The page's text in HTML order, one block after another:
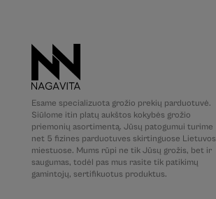
Esame specializuota grožio prekių parduotuvė.
Siūlome itin platų aukštos kokybės grožio
priemonių asortimentą. Jūsų patogumui turime
net 5 fizines parduotuves skirtinguose Lietuvos
miestuose. Mums rūpi ne tik Jūsų grožis, bet ir
saugumas, todėl pas mus rasite tik patikimų
gamintojų, sertifikuotus produktus.